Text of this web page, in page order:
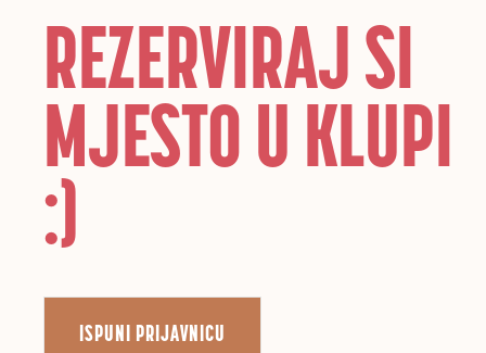
REZERVIRAJ SI
MJESTO U KLUPI
:)
ISPUNI PRIJAVNICU